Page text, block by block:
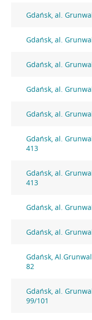
Gdańsk, al.
Gdańsk, al.
Gdańsk, al.
Gdańsk, al.
Gdańsk, al.
Gdańsk, al.
413
Gdańsk, al.
413
Gdańsk, al.
Gdańsk, al.
Gdańsk,
82
Gdańsk, al.
99/101